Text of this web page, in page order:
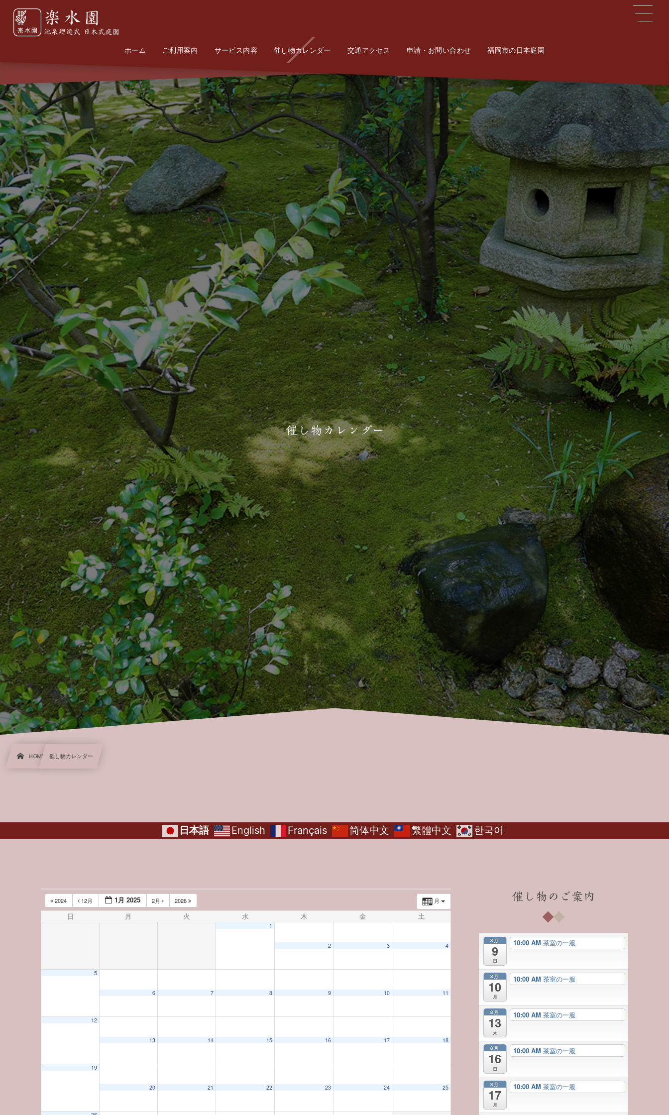
ホーム
Home ご利用案内
Information サービス内容
Service 催し物カレンダー
Event 交通アクセス
Access 申請・お問い合わせ
Contact 福岡市の日本庭園
Potal
催し物カレンダー
HOME 催し物カレンダー
日本語 English Français 简体中文 繁體中文 한국어
月
2024 12月 1月 2025 2月 2026
日 月 火 水 木 金 土
1
2 3 4
5
6 7 8 9 10 11
12
13 14 15 16 17 18
19
20 21 22 23 24 25
催し物のご案内
8月
9
日
10:00 AM 茶室の一服
8月
10
月
10:00 AM 茶室の一服
8月
13
木
10:00 AM 茶室の一服
8月
16
日
10:00 AM 茶室の一服
8月
17
月
10:00 AM 茶室の一服